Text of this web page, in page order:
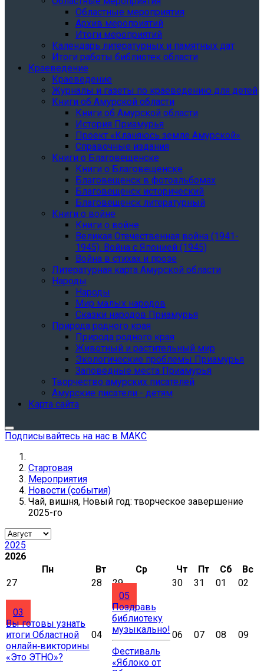
Областные мероприятия
Архив мероприятий
Итоги мероприятий
Календарь литературных и памятных дат
Итоги работы библиотек области
Краеведение
Краеведение
Журналы и газеты по краеведению для детей
Книги об Амурской области
Книги об Амурской области
История Приамурья
Проект «Кланяюсь земле Амурской»
Справочные издания
Книги о Благовещенске
Книги о Благовещенске
Благовещенск в фотоальбомах
Благовещенск исторический
Благовещенск литературный
Книги о войне
Книги о войне
Великая Отечественная война (1941-
1945). Война с Японией (1945)
Война в стихах и прозе
Литературная карта Амурской области
Народы
Народы
Мир малых народов
Сказки народов Приамурья
Природа родного края
Природа родного края
Животный и растительный мир
Экологические проблемы Приамурья
Заповедные места Приамурья
Творчество амурских писателей
Амурские писатели - детям
Карта сайта
Подписывайтесь на нас в МАКС
Стартовая
Мероприятия
Новости (события)
Чай, вишня, Новый год: творческое завершение
2025-го
2025
2026
Пн
Вт Ср Чт Пт Сб
Вс
27
28 29 30 31 01 02
03
Вы готовы узнать
итоги Областной
онлайн‑викторины
«Это ЭТНО»?
04
05
Поздравь
библиотеку
музыкально!
Фестиваль
«Яблоко от
06 07 08 09